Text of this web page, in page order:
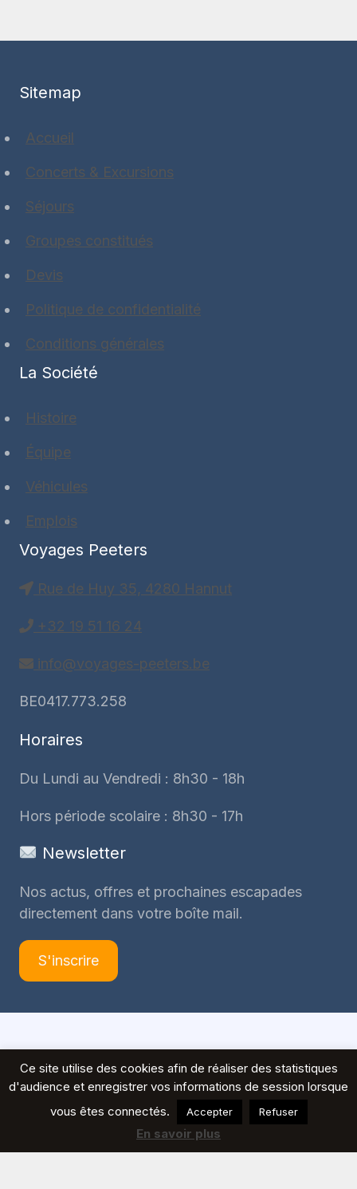
Sitemap
Accueil
Concerts & Excursions
Séjours
Groupes constitués
Devis
Politique de confidentialité
Conditions générales
La Société
Histoire
Équipe
Véhicules
Emplois
Voyages Peeters
Rue de Huy 35, 4280 Hannut
+32 19 51 16 24
info@voyages-peeters.be
BE0417.773.258
Horaires
Du Lundi au Vendredi : 8h30 - 18h
Hors période scolaire : 8h30 - 17h
Newsletter
Nos actus, offres et prochaines escapades
directement dans votre boîte mail.
S'inscrire
Ce site utilise des cookies afin de réaliser des statistiques
d'audience et enregistrer vos informations de session lorsque
vous êtes connectés.
Accepter Refuser
En savoir plus